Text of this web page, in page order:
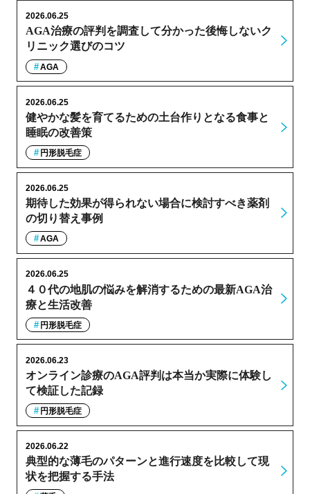
AGA治療の評判を調査して分かった後悔しないク
リニック選びのコツ
2026.06.25
AGA
健やかな髪を育てるための土台作りとなる食事と
睡眠の改善策
2026.06.25
円形脱毛症
期待した効果が得られない場合に検討すべき薬剤
の切り替え事例
2026.06.25
AGA
４０代の地肌の悩みを解消するための最新AGA治
療と生活改善
2026.06.25
円形脱毛症
オンライン診療のAGA評判は本当か実際に体験し
て検証した記録
2026.06.23
円形脱毛症
典型的な薄毛のパターンと進行速度を比較して現
状を把握する手法
2026.06.22